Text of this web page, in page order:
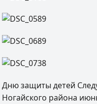
Дню защиты детей
Ногайского района